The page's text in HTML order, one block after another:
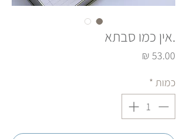
.אין כמו סבתא
כמות *